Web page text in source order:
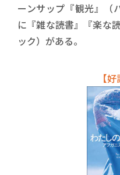
ーンサップ『観光』（
に『雑な読書』『楽な
ック）がある。
【